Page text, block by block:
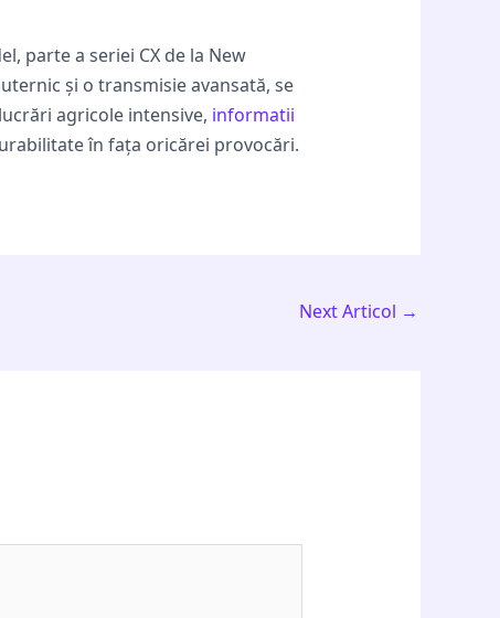
parte a seriei CX de la New
și o transmisie avansată, se
agricole intensive, informatii
în fața oricărei provocări.
Next Articol →